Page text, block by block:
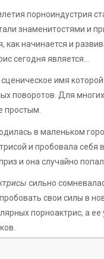
порноиндустрия
знаменитостями и
как начинается и
сегодня является…
сценическое имя
поворотов. Для
простым.
в маленьком
и пробовала себя
и она случайно
сильно
свои силы в
порноактрис, а